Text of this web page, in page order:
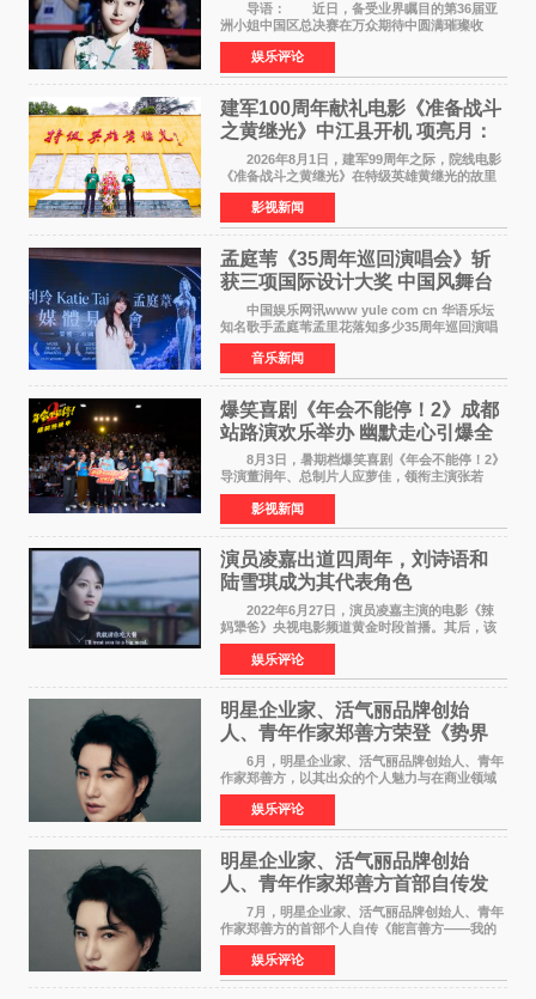
导语： 近日，备受业界瞩目的第36届亚
洲小姐中国区总决赛在万众期待中圆满璀璨收
官。整场盛典汇聚万千芳华，不仅完成了新一届
美丽代言人的加冕选拔，更在行业发展层面带来
颠覆性突破。活动
娱乐评论
建军100周年献礼电影《准备战斗
之黄继光》中江县开机 项亮月：
以光影为笔，书写英雄赞歌
2026年8月1日，建军99周年之际，院线电影
《准备战斗之黄继光》在特级英雄黄继光的故里
——四川省德阳市中江县黄继光出生地正式开
机。本片出品人、总制片人项亮月主持开机仪
式，&zwnj;特级英雄
影视新闻
孟庭苇《35周年巡回演唱会》斩
获三项国际设计大奖 中国风舞台
美学获全球认可
中国娱乐网讯www yule com cn 华语乐坛
知名歌手孟庭苇孟里花落知多少35周年巡回演唱
会再传喜讯。该演唱会先后荣获美国MUSE
Creative Awards白金奖（Platinum Winner）、
英国London Design
音乐新闻
爆笑喜剧《年会不能停！2》成都
站路演欢乐举办 幽默走心引爆全
场共鸣
8月3日，暑期档爆笑喜剧《年会不能停！2》
导演董润年、总制片人应萝佳，领衔主演张若
昀、白客，惊喜出演庄达菲，特别主演孙艺洲，
特别出演田雨，友情出演欧阳奋强出席成都路
演，与观众近距离互
影视新闻
演员凌嘉出道四周年，刘诗语和
陆雪琪成为其代表角色
2022年6月27日，演员凌嘉主演的电影《辣
妈犟爸》央视电影频道黄金时段首播。其后，该
电影在央视电影频道多次复播（2022年8月10
日，2022年9月30日，2023年7月17日，2025年7
月14日）。除了多次复
娱乐评论
明星企业家、活气丽品牌创始
人、青年作家郑善方荣登《势界
POWERCIRCLES》6月刊
6月，明星企业家、活气丽品牌创始人、青年
作家郑善方，以其出众的个人魅力与在商业领域
的卓越建树，成功登上《势界
POWERCIRCLES》，展现了他在时尚与商业领
域的双重影响力。 明星企业家、青
娱乐评论
明星企业家、活气丽品牌创始
人、青年作家郑善方首部自传发
布， 书写跨界创业者的成长答卷
7月，明星企业家、活气丽品牌创始人、青年
作家郑善方的首部个人自传《能言善方——我的
跨界人生》正式发行。这本书以他的人生轨迹为
脉络，首次完整公开了从逐梦少年到横跨美业、
公益等多领域的
娱乐评论